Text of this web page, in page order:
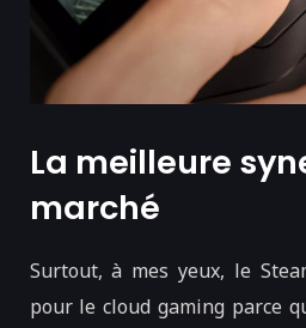
La meilleure
marché
Surtout, à mes yeux, le
pour le cloud gaming parce